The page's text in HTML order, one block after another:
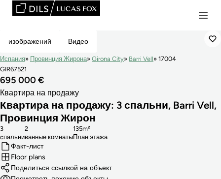
Эксклюзивная
изображений Видео
Испания Провинция Жирона Girona City Barri Vell
17004
GIR67521
695 000 €
Квартира на продажу
Квартира на продажу: 3 спальни, Barri Vell,
Провинция Жирон
cпальни
3
ванные комнаты
2
План этажа
135m²
Факт-лист
Floor plans
Поделиться ссылкой на объект